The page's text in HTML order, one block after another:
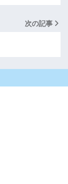
次の記事